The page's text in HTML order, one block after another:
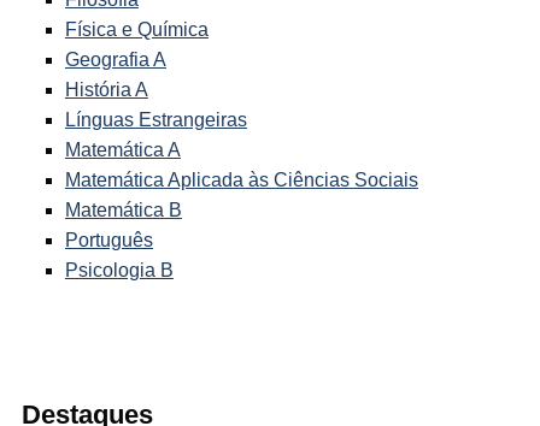
Destaques
Física e Química
Geografia A
História A
Línguas Estrangeiras
Matemática A
Matemática Aplicada às Ciências Sociais
Matemática B
Português
Psicologia B